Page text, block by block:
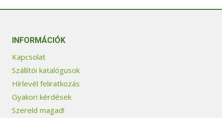
INFORMÁCIÓK
Kapcsolat
Szállítói katalógusok
Hírlevél feliratkozás
Gyakori kérdések
Szereld magad!